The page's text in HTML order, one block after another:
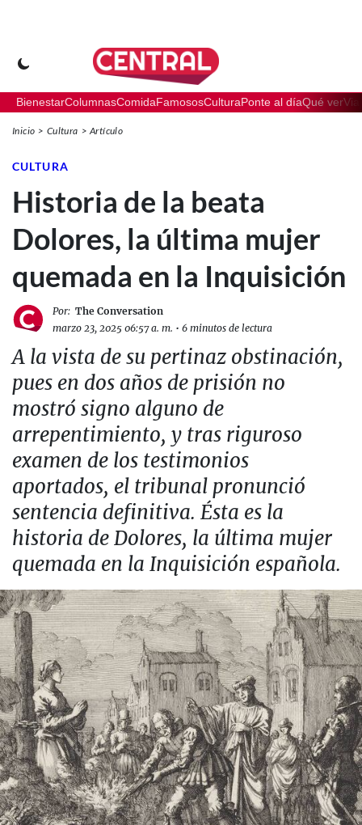
BienestarColumnasComidaFamososCulturaPonte al díaQué ver
Inicio Cultura Artículo
CULTURA
Historia de la beata
Dolores, la última mujer
quemada en la Inquisición
Por: The Conversation
marzo 23, 2025 06:57 a. m. • 6 minutos de lectura
A la vista de su pertinaz obstinación,
pues en dos años de prisión no
mostró signo alguno de
arrepentimiento, y tras riguroso
examen de los testimonios
aportados, el tribunal pronunció
sentencia definitiva. Ésta es la
historia de Dolores, la última mujer
quemada en la Inquisición española.